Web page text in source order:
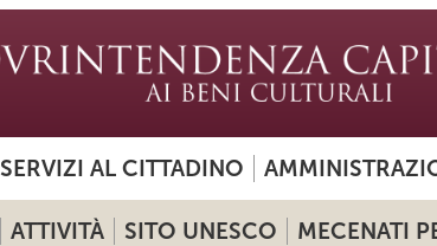
SERVIZI AL CITTADINO
ATTIVITÀ SITO UNESCO MECENATI